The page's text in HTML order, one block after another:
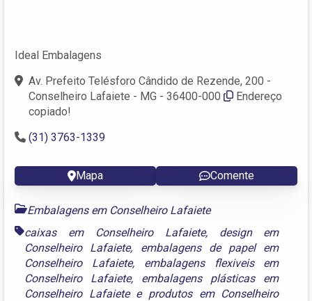
Ideal Embalagens
Av. Prefeito Telésforo Cândido de Rezende, 200 -
Conselheiro Lafaiete - MG - 36400-000
Endereço
copiado!
(31) 3763-1339
Mapa Comente
Embalagens em Conselheiro Lafaiete
caixas em Conselheiro Lafaiete, design em
Conselheiro Lafaiete, embalagens de papel em
Conselheiro Lafaiete, embalagens flexiveis em
Conselheiro Lafaiete, embalagens plásticas em
Conselheiro Lafaietee produtos em Conselheiro